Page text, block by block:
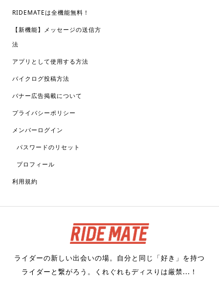
RIDEMATEは全機能無料！
【新機能】メッセージの送信方
法
アプリとして使用する方法
バイクログ投稿方法
バナー広告掲載について
プライバシーポリシー
メンバーログイン
パスワードのリセット
プロフィール
利用規約
ライダーの新しい出会いの場。自分と同じ「好き」を持つ
ライダーと繋がろう。くれぐれもディスりは厳禁...！